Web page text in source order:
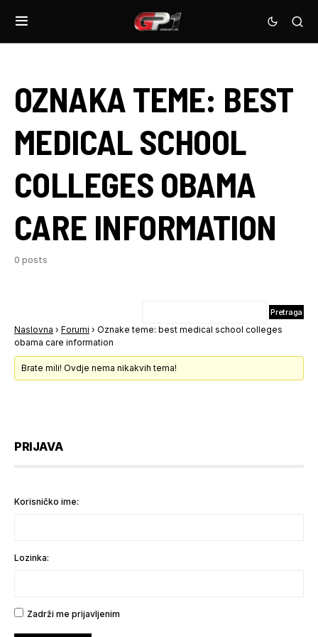
OZNAKA TEME: BEST
MEDICAL SCHOOL
COLLEGES OBAMA
CARE INFORMATION
0 posts
Naslovna › Forumi › Oznake teme: best medical school colleges
obama care information
Brate mili! Ovdje nema nikakvih tema!
PRIJAVA
Korisničko ime:
Lozinka:
Zadrži me prijavljenim